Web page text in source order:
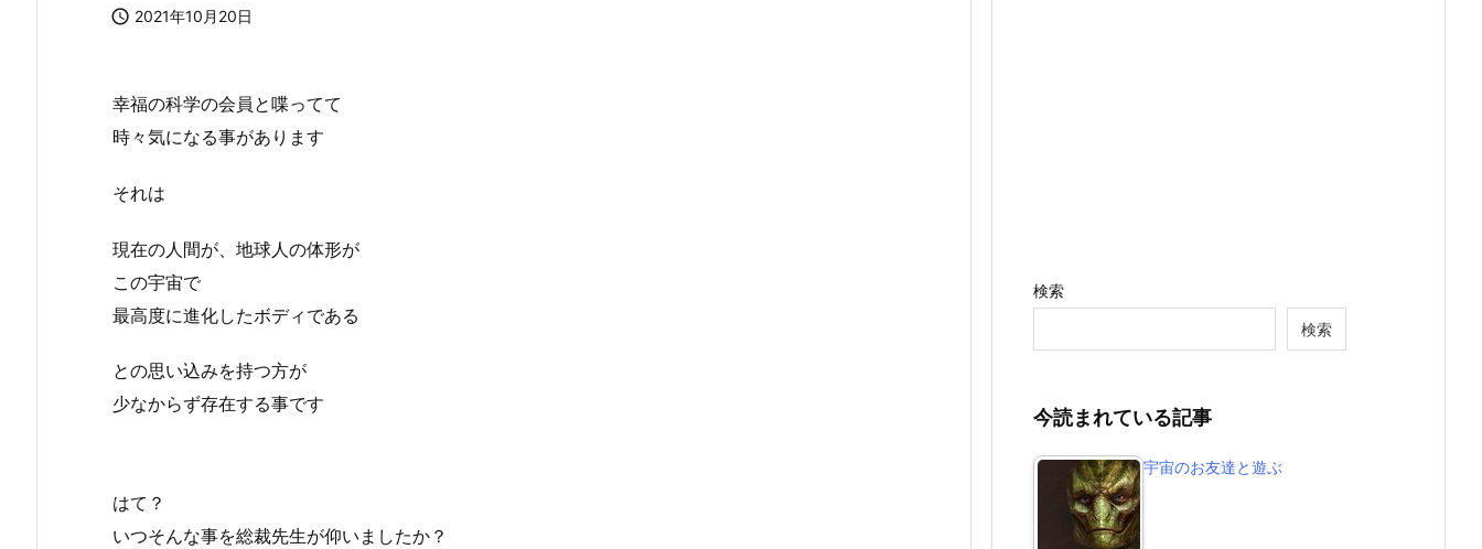
 2021年10月20日
幸福の科学の会員と喋ってて
時々気になる事があります
それは
現在の人間が、地球人の体形が
この宇宙で
最高度に進化したボディである
との思い込みを持つ方が
少なからず存在する事です
はて？
いつそんな事を総裁先生が仰いましたか？
検索
検索
今読まれている記事
宇宙のお友達と遊ぶ